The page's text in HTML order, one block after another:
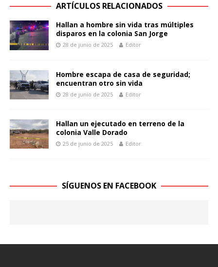
ARTÍCULOS RELACIONADOS
Hallan a hombre sin vida tras múltiples
disparos en la colonia San Jorge
28 de junio de 2025 Editor
Hombre escapa de casa de seguridad;
encuentran otro sin vida
28 de junio de 2025 Editor
Hallan un ejecutado en terreno de la
colonia Valle Dorado
25 de junio de 2025 Editor
SÍGUENOS EN FACEBOOK